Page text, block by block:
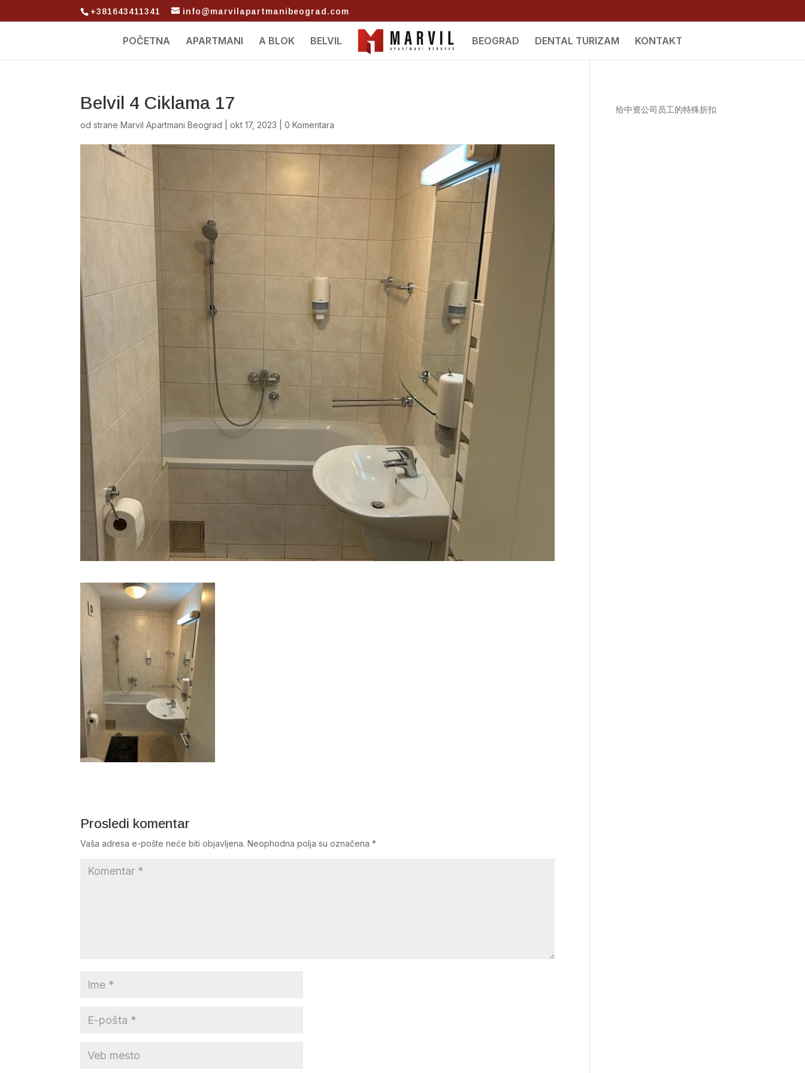
+381643411341 info@marvilapartmanibeograd.com
POČETNA APARTMANI A BLOK BELVIL BEOGRAD DENTAL TURIZAM KONTAKT
Belvil 4 Ciklama 17
od straneMarvil Apartmani Beograd |okt 17, 2023 |0 Komentara
Prosledi komentar
Vaša adresa e-pošte neće biti objavljena. Neophodna polja su označena*
给中资公司员工的特殊折扣